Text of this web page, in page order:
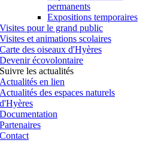
permanents
Expositions temporaires
Visites pour le grand public
Visites et animations scolaires
Carte des oiseaux d'Hyères
Devenir écovolontaire
Suivre les actualités
Actualités en lien
Actualités des espaces naturels
d'Hyères
Documentation
Partenaires
Contact